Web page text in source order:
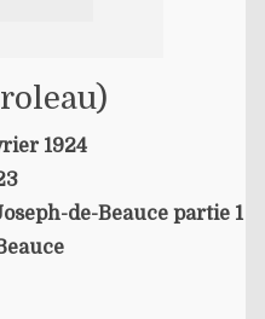
1924
de-Beauce partie 1